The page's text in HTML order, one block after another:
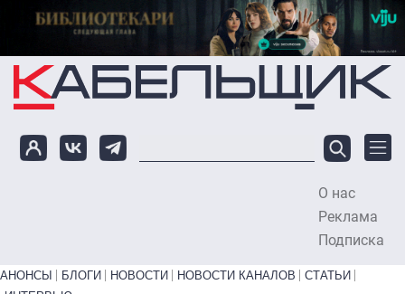
Перейти к основному содержанию
О нас
Реклама
Подписка
Primary links bottom
АНОНСЫ БЛОГИ НОВОСТИ НОВОСТИ КАНАЛОВ
СТАТЬИ